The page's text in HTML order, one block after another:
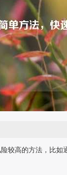
较高的方法，比